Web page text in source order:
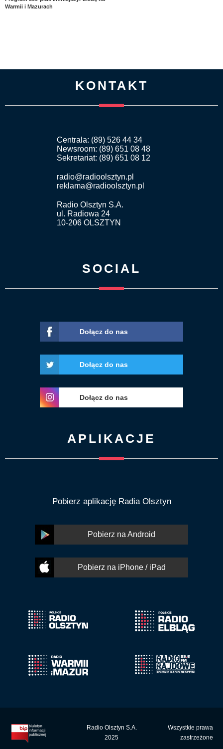
Warmii i Mazurach
KONTAKT
Centrala: (89) 526 44 34
Newsroom: (89) 651 08 48
Sekretariat: (89) 651 08 12
radio@radioolsztyn.pl
reklama@radioolsztyn.pl
Radio Olsztyn S.A.
ul. Radiowa 24
10-206 OLSZTYN
SOCIAL
Dołącz do nas
Dołącz do nas
Dołącz do nas
APLIKACJE
Pobierz aplikację Radia Olsztyn
Pobierz na Android
Pobierz na iPhone / iPad
Radio Olsztyn S.A.
2025
Wszystkie prawa
zastrzeżone